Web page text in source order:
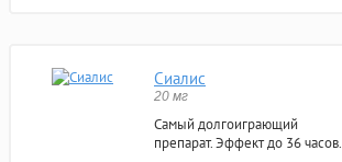
Сиалис
20 мг
Самый долгоиграющий
препарат. Эффект до 36 часов.